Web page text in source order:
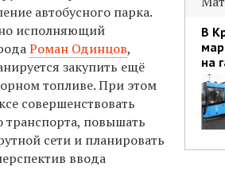
В
на
автобусного парка.
исполняющий
Роман Одинцов,
закупить ещё
топливе. При этом
совершенствовать
транспорта, повышать
сети и планировать
ввода